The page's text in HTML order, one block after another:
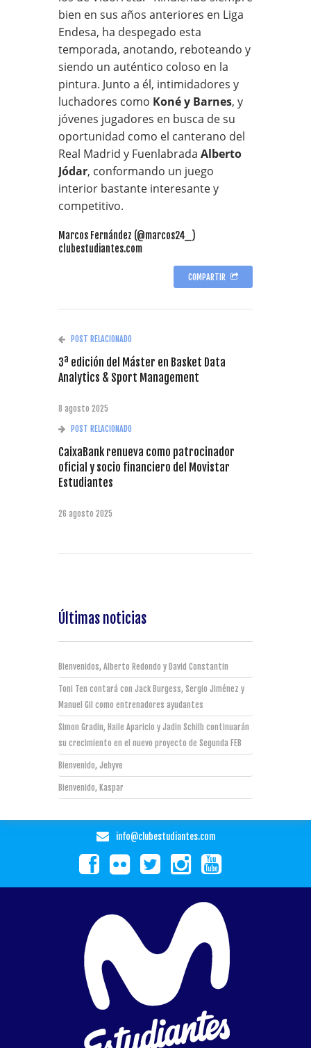
bien en sus años anteriores en Liga
Endesa, ha despegado esta
temporada, anotando, reboteando y
siendo un auténtico coloso en la
pintura. Junto a él, intimidadores y
luchadores como Koné y Barnes, y
jóvenes jugadores en busca de su
oportunidad como el canterano del
Real Madrid y Fuenlabrada Alberto
Jódar, conformando un juego
interior bastante interesante y
competitivo.
Marcos Fernández (@marcos24_)
clubestudiantes.com
COMPARTIR
POST RELACIONADO
3ª edición del Máster en Basket Data
Analytics & Sport Management
8 agosto 2025
POST RELACIONADO
CaixaBank renueva como patrocinador
oficial y socio financiero del Movistar
Estudiantes
26 agosto 2025
Últimas noticias
Bienvenidos, Alberto Redondo y David Constantin
Toni Ten contará con Jack Burgess, Sergio Jiménez y
Manuel Gil como entrenadores ayudantes
Simon Gradin, Haile Aparicio y Jadin Schilb continuarán
su crecimiento en el nuevo proyecto de Segunda FEB
Bienvenido, Jehyve
Bienvenido, Kaspar
info@clubestudiantes.com